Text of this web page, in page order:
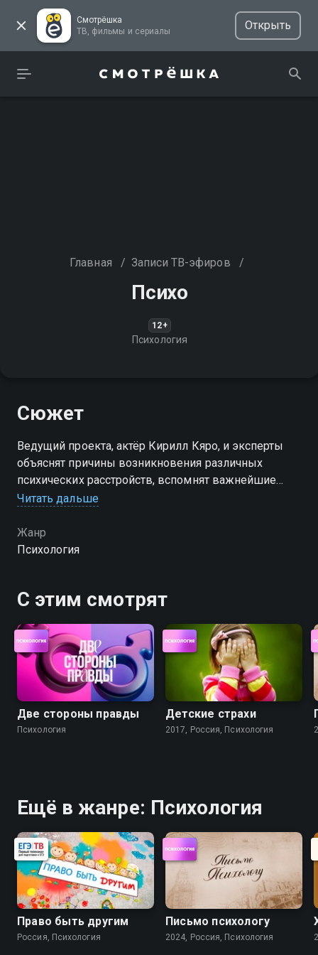
Смотрёшка
ТВ, фильмы и сериалы
Открыть
Главная / Записи ТВ-эфиров /
Психо
12+
Психология
Сюжет
Ведущий проекта, актёр Кирилл Кяро, и эксперты
объяснят причины возникновения различных
психических расстройств, вспомнят важнейшие
вехи истории их изучения и разберутся, как
терапевтические методики
Читать дальше
Жанр
Психология
С этим смотрят
Две стороны правды
Психология
Детские страхи
2017, Россия, Психология
Ещё в жанре: Психология
Право быть другим
Россия, Психология
Письмо психологу
2024, Россия, Психология